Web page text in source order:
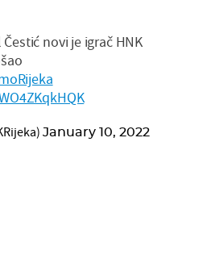
novi je igrač HNK
January 10, 2022